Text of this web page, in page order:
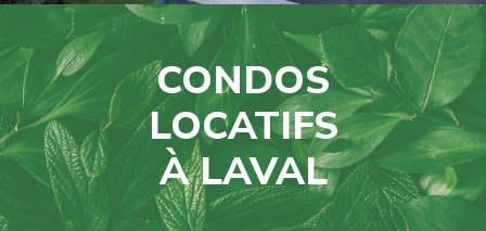
CONDOS
LOCATIFS
À LAVAL